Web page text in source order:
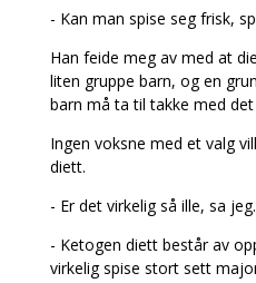
- Kan man spise seg frisk,
Han feide meg av med at
liten gruppe barn, og en
barn må ta til takke med
Ingen voksne med et valg
diett.
- Er det virkelig så ille, sa jeg.
- Ketogen diett består av
virkelig spise stort sett